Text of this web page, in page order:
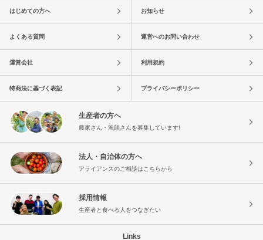
はじめての方へ お知らせ
よくある質問 運営へのお問い合わせ
運営会社 利用規約
特商法に基づく表記 プライバシーポリシー
生産者の方へ
農家さん・漁師さんを募集しています!
法人・自治体の方へ
アライアンスのご相談はこちらから
採用情報
生産者と食べる人をつなぎたい
Links